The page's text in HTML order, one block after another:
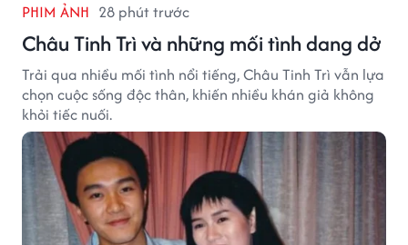
PHIM ẢNH 28 phút trước
Châu Tinh Trì và những mối tình dang dở
Trải qua nhiều mối tình nổi tiếng, Châu Tinh Trì vẫn lựa
chọn cuộc sống độc thân, khiến nhiều khán giả không
khỏi tiếc nuối.